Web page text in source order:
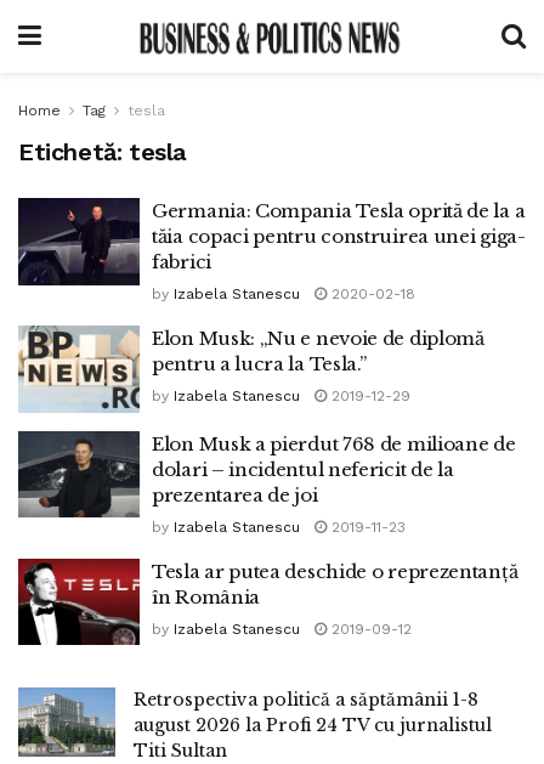
Home Tag tesla
Etichetă: tesla
Germania: Compania Tesla oprită de la a
tăia copaci pentru construirea unei giga-
fabrici
by Izabela Stanescu 2020-02-18
Elon Musk: „Nu e nevoie de diplomă
pentru a lucra la Tesla.”
by Izabela Stanescu 2019-12-29
Elon Musk a pierdut 768 de milioane de
dolari – incidentul nefericit de la
prezentarea de joi
by Izabela Stanescu 2019-11-23
Tesla ar putea deschide o reprezentanță
în România
by Izabela Stanescu 2019-09-12
Retrospectiva politică a săptămânii 1-8
august 2026 la Profi 24 TV cu jurnalistul
Titi Sultan